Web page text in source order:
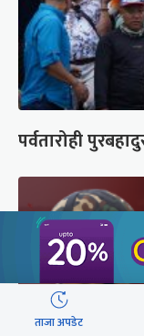
पर्वतारोही
ताजा अपडेट